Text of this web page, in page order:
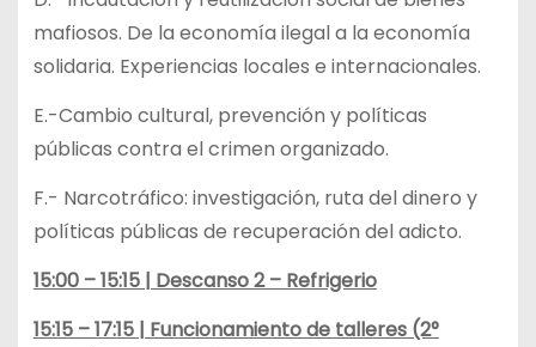
mafiosos. De la economía ilegal a la economía
solidaria. Experiencias locales e internacionales.
E.-Cambio cultural, prevención y políticas
públicas contra el crimen organizado.
F.- Narcotráfico: investigación, ruta del dinero y
políticas públicas de recuperación del adicto.
15:00 – 15:15 | Descanso 2 – Refrigerio
15:15 – 17:15 | Funcionamiento de talleres (2°